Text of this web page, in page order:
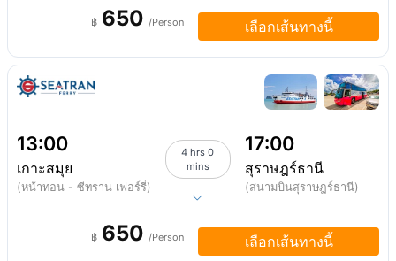
฿ 650 /Person เลือกเส้นทางนี้
13:00
เกาะสมุย
(หน้าทอน - ซีทราน เฟอร์รี่)
4 hrs 0
mins
17:00
สุราษฎร์ธานี
(สนามบินสุราษฎร์ธานี)
฿ 650 /Person เลือกเส้นทางนี้